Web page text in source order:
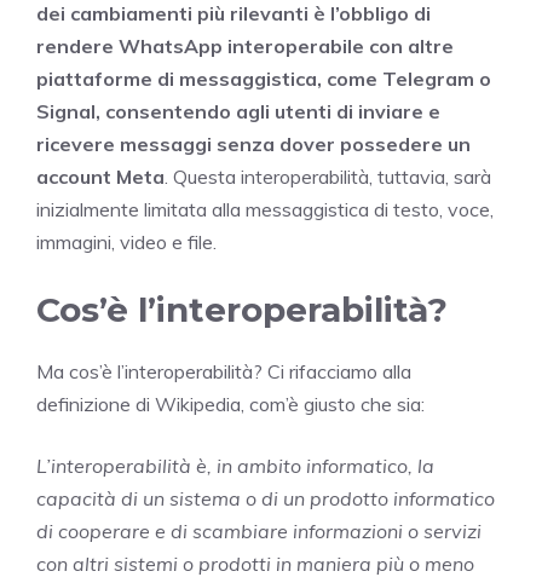
dei cambiamenti più rilevanti è l’obbligo di
rendere WhatsApp interoperabile con altre
piattaforme di messaggistica, come Telegram o
Signal, consentendo agli utenti di inviare e
ricevere messaggi senza dover possedere un
account Meta. Questa interoperabilità, tuttavia, sarà
inizialmente limitata alla messaggistica di testo, voce,
immagini, video e file.
Cos’è l’interoperabilità?
Ma cos’è l’interoperabilità? Ci rifacciamo alla
definizione di Wikipedia, com’è giusto che sia:
L’interoperabilità è, in ambito informatico, la
capacità di un sistema o di un prodotto informatico
di cooperare e di scambiare informazioni o servizi
con altri sistemi o prodotti in maniera più o meno